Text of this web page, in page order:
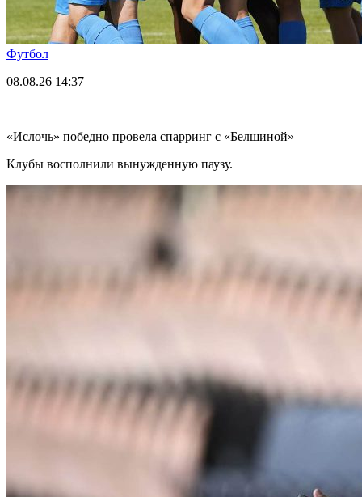
Футбол
08.08.26 14:37
«Ислочь» победно провела спарринг с «Белшиной»
Клубы восполнили вынужденную паузу.